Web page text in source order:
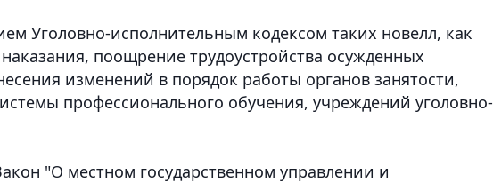
Уголовно-исполнительным кодексом таких новелл, как
поощрение трудоустройства осужденных
изменений в порядок работы органов занятости,
профессионального обучения, учреждений уголовно-
"О местном государственном управлении и